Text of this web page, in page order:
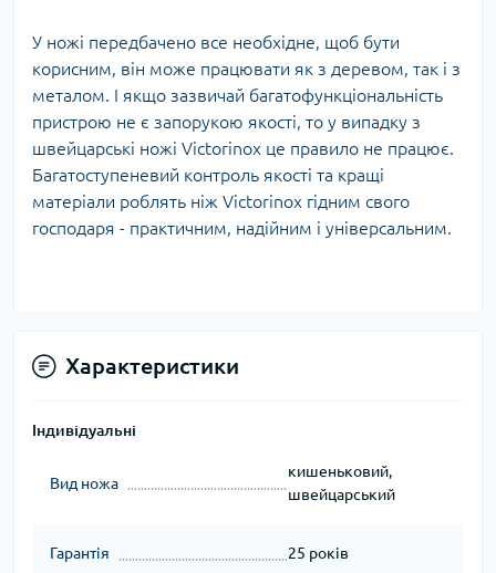
У ножі передбачено все необхідне, щоб бути
корисним, він може працювати як з деревом, так і з
металом. І якщо зазвичай багатофункціональність
пристрою не є запорукою якості, то у випадку з
швейцарські ножі Victorinox це правило не працює.
Багатоступеневий контроль якості та кращі
матеріали роблять ніж Victorinox гідним свого
господаря - практичним, надійним і універсальним.
Характеристики
Індивідуальні
Вид ножа
кишеньковий,
швейцарський
Гарантія 25 років